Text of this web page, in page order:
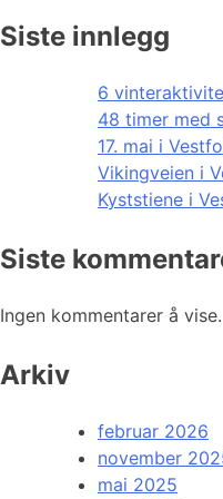
Siste innlegg
6
48 timer med
17. mai i
Vikingveien i
Kyststiene i
Siste
Ingen kommentarer å vise.
Arkiv
februar 2026
november
mai 2025